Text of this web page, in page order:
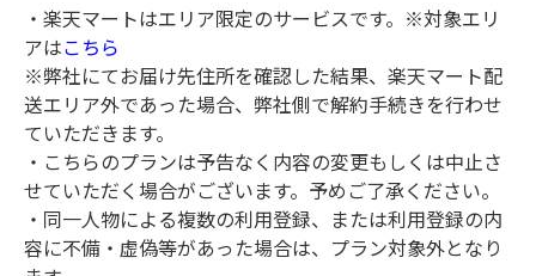
・楽天マートはエリア限定のサービスです。※対象エリ
アはこちら
※弊社にてお届け先住所を確認した結果、楽天マート配
送エリア外であった場合、弊社側で解約手続きを行わせ
ていただきます。
・こちらのプランは予告なく内容の変更もしくは中止さ
せていただく場合がございます。予めご了承ください。
・同一人物による複数の利用登録、または利用登録の内
容に不備・虚偽等があった場合は、プラン対象外となり